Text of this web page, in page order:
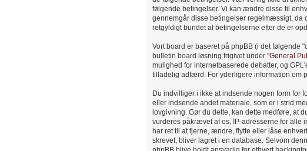
følgende betingelser. Vi kan ændre disse til
gennemgår disse betingelser regelmæssigt, da
retgyldigt bundet af betingelserne efter de er
Vort board er baseret på phpBB (i det følgende
bulletin board løsning frigivet under "General
mulighed for internetbaserede debatter, og
tilladelig adfærd. For yderligere information om
Du indvilliger i ikke at indsende nogen form
eller indsende andet materiale, som er i strid
lovgivning. Gør du dette, kan dette medføre, at
vurderes påkrævet af os. IP-adresserne for alle
har ret til at fjerne, ændre, flytte eller låse
skrevet, bliver lagret i en database. Selvom